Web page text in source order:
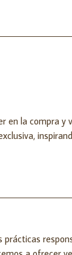
en la compra y
prácticas